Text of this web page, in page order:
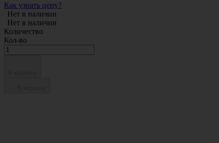
Как узнать цену?
Нет в наличии
Нет в наличии
Количество
Кол-во